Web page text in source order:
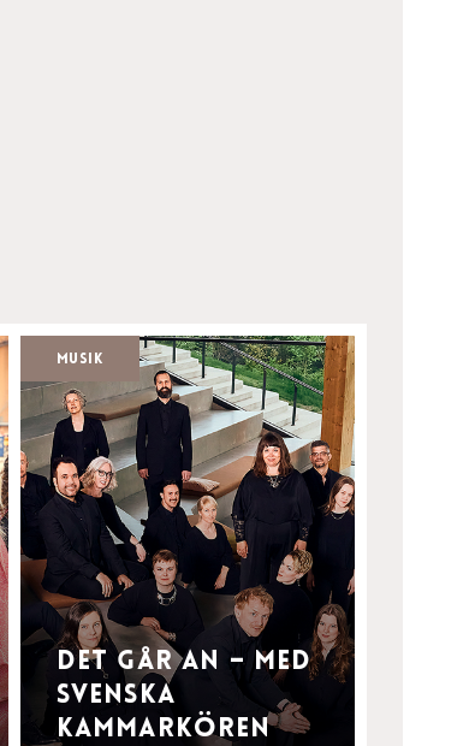
Musik
Det går an – med
Svenska
Kammarkören